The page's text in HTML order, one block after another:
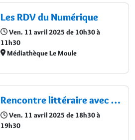
Les RDV du Numérique
Ven. 11 avril 2025 de 10h30 à
11h30
Médiathèque Le Moule
Rencontre littéraire avec Fred ARMOUGOM
Ven. 11 avril 2025 de 18h30 à
19h30